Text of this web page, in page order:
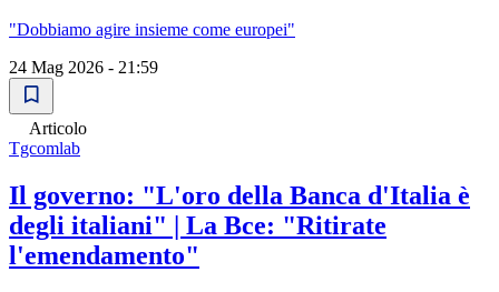
"Dobbiamo agire insieme come europei"
24 Mag 2026 - 21:59
Articolo
Tgcomlab
Il governo: "L'oro della Banca d'Italia è
degli italiani" | La Bce: "Ritirate
l'emendamento"